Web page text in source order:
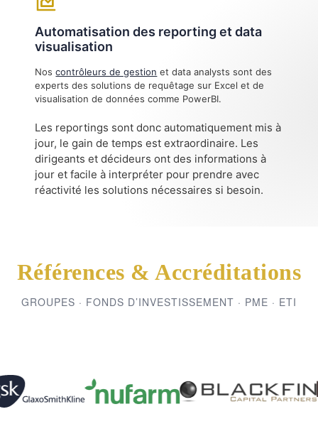
Automatisation des reporting et data
visualisation
Noscontrôleurs de gestion et data analysts sont des
experts des solutions de requêtage sur Excel et de
visualisation de données comme PowerBI.
Les reportings sont donc automatiquement mis à
jour, le gain de temps est extraordinaire. Les
dirigeants et décideurs ont des informations à
jour et facile à interpréter pour prendre avec
réactivité les solutions nécessaires si besoin.
Références & Accréditations
GROUPES · FONDS D’INVESTISSEMENT · PME · ETI